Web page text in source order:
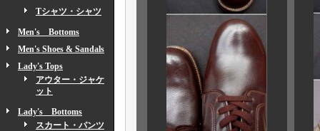
Tシャツ・シャツ
Men's Bottoms
Men's Shoes & Sandals
Lady's Tops
アウター・ジャケ
ット
Lady's Bottoms
スカート・パンツ